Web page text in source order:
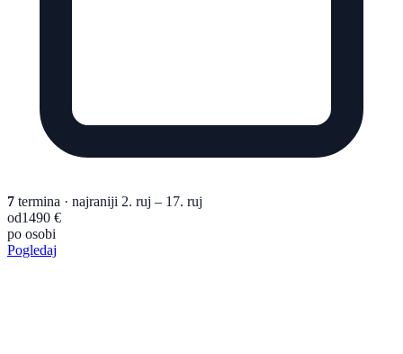
7 termina · najraniji 2. ruj – 17. ruj
od1490 €
po osobi
Pogledaj